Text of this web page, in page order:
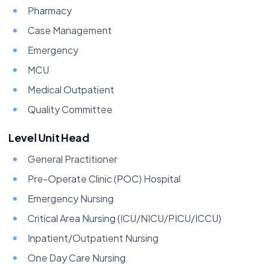
Pharmacy
Case Management
Emergency
MCU
Medical Outpatient
Quality Committee
Level Unit Head
General Practitioner
Pre-Operate Clinic (POC) Hospital
Emergency Nursing
Critical Area Nursing (ICU/NICU/PICU/ICCU)
Inpatient/Outpatient Nursing
One Day Care Nursing